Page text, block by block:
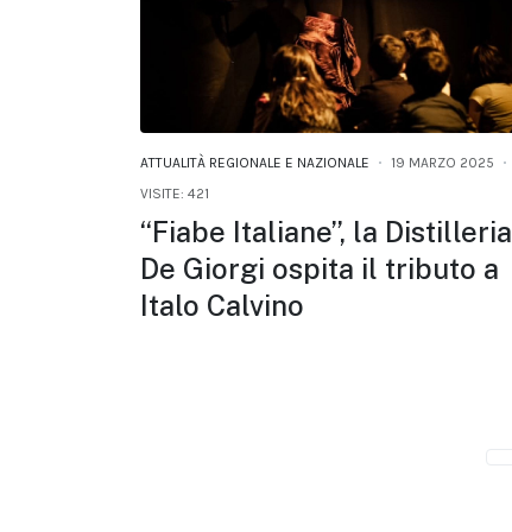
ATTUALITÀ REGIONALE E NAZIONALE
19 MARZO 2025
VISITE: 421
“Fiabe Italiane”, la Distilleria
De Giorgi ospita il tributo a
Italo Calvino